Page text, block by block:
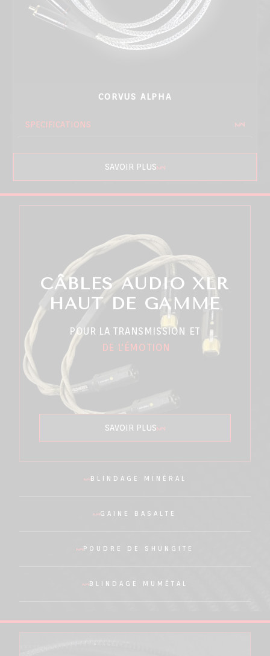
CORVUS ALPHA
SPECIFICATIONS
SAVOIR PLUS
BLINDAGE MINÉRAL
GAINE BASALTE
POUDRE DE SHUNGITE
BLINDAGE MUMÉTAL
CÂBLES AUDIO XLR
HAUT DE GAMME
POUR LA TRANSMISSION ET
DE L'ÉMOTION
SAVOIR PLUS